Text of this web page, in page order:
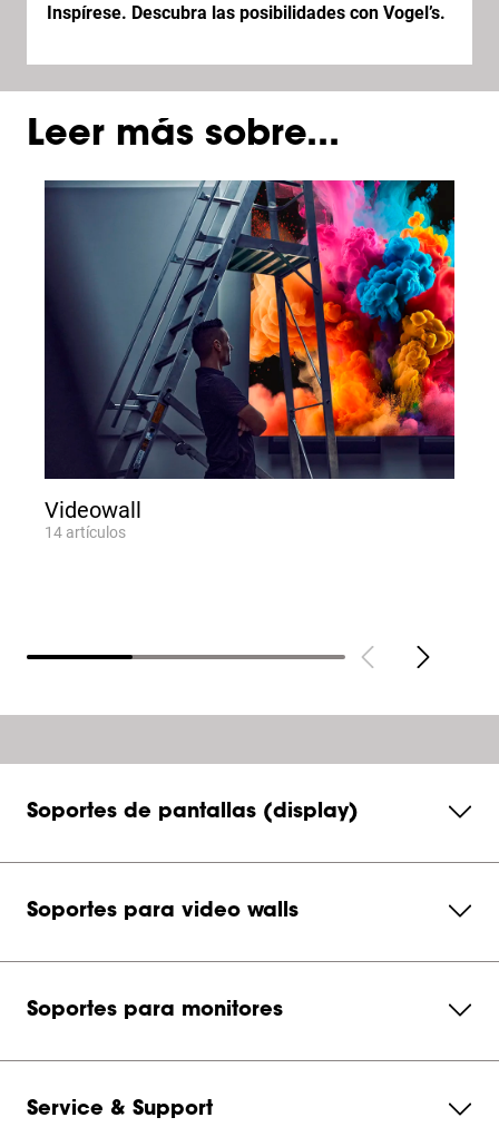
Inspírese. Descubra las posibilidades con Vogel’s.
Leer más sobre...
Slide 1 of 3
Videowall
14 artículos
Soportes de pantallas (display)
Soportes para video walls
Soportes para monitores
Service & Support